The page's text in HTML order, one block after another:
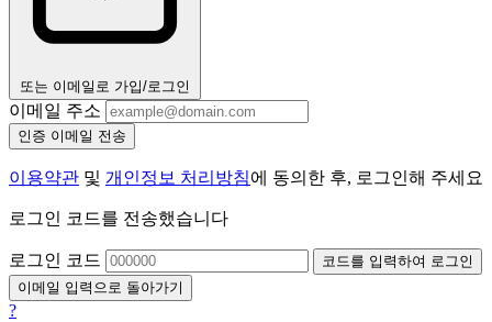
또는 이메일로 가입/로그인
이메일 주소
인증 이메일 전송
이용약관 및 개인정보 처리방침에 동의한 후, 로그인해 주세요
로그인 코드를 전송했습니다
로그인 코드
코드를 입력하여 로그인
이메일 입력으로 돌아가기
?